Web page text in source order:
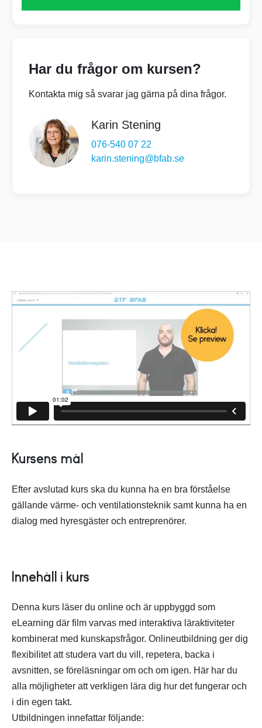
Har du frågor om kursen?
Kontakta mig så svarar jag gärna på dina frågor.
Karin Stening
076-540 07 22
karin.stening@bfab.se
Kursens mål
Efter avslutad kurs ska du kunna ha en bra förståelse
gällande värme- och ventilationsteknik samt kunna ha en
dialog med hyresgäster och entreprenörer.
Innehåll i kurs
Denna kurs läser du online och är uppbyggd som
eLearning där film varvas med interaktiva läraktiviteter
kombinerat med kunskapsfrågor. Onlineutbildning ger dig
flexibilitet att studera vart du vill, repetera, backa i
avsnitten, se föreläsningar om och om igen. Här har du
alla möjligheter att verkligen lära dig hur det fungerar och
i din egen takt.
Utbildningen innefattar följande: